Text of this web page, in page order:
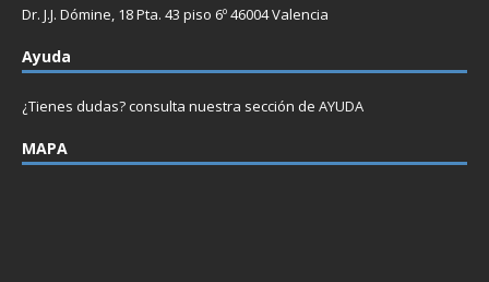
Dr. J.J. Dómine, 18 Pta. 43 piso 6º 46004 Valencia
Ayuda
¿Tienes dudas? consulta nuestra sección de AYUDA
MAPA